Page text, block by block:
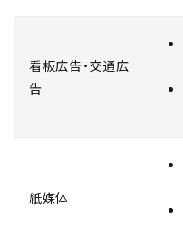
看板広告・交通広
告
紙媒体